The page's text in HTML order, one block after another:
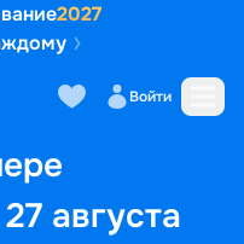
2027
Войти
августа
Маршрут и